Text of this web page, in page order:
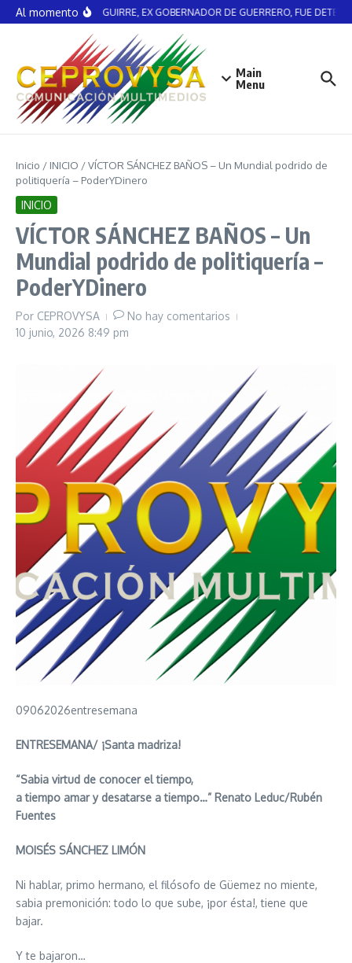
Saltar al contenido
Al momentoÁNGEL AGUIRRE, EX GOBERNADOR DE GUERRERO, FUE
Main
Menu
Inicio / INICIO /VÍCTOR SÁNCHEZ BAÑOS – Un Mundial podrido de
politiquería – PoderYDinero
INICIO
VÍCTOR SÁNCHEZ BAÑOS – Un
Mundial podrido de politiquería –
PoderYDinero
Por CEPROVYSA
No hay comentarios
10 junio, 2026 8:49 pm
09062026entresemana
ENTRESEMANA/ ¡Santa madriza!
“Sabia virtud de conocer el tiempo,
a tiempo amar y desatarse a tiempo…” Renato Leduc/Rubén
Fuentes
MOISÉS SÁNCHEZ LIMÓN
Ni hablar, primo hermano, el filósofo de Güemez no miente,
sabia premonición: todo lo que sube, ¡por ésta!, tiene que
bajar.
Y te bajaron…